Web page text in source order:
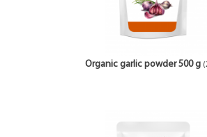
Organic garlic powder 500 g